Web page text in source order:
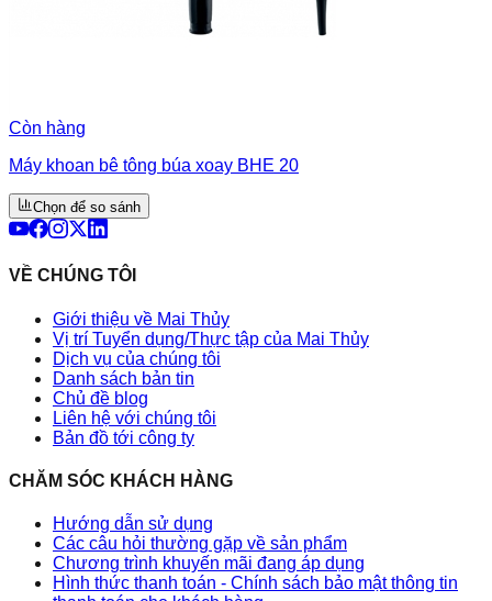
Còn hàng
Máy khoan bê tông búa xoay BHE 20
Chọn để so sánh
VỀ CHÚNG TÔI
Giới thiệu về Mai Thủy
Vị trí Tuyển dụng/Thực tập của Mai Thủy
Dịch vụ của chúng tôi
Danh sách bản tin
Chủ đề blog
Liên hệ với chúng tôi
Bản đồ tới công ty
CHĂM SÓC KHÁCH HÀNG
Hướng dẫn sử dụng
Các câu hỏi thường gặp về sản phẩm
Chương trình khuyến mãi đang áp dụng
Hình thức thanh toán - Chính sách bảo mật thông tin